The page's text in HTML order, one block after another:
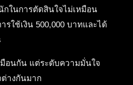
กในการตัดสินใจไม่เหมือน
รใช้เงิน 500,000 บาทและได้
มือนกัน แต่ระดับความมั่นใจ
างกันมาก